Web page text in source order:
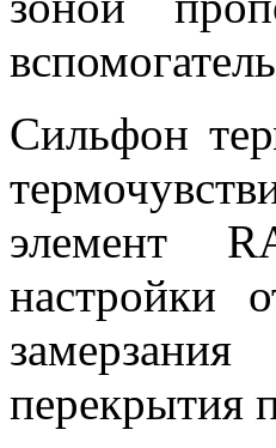
Сильфон
элемент
настройки
перекрытия